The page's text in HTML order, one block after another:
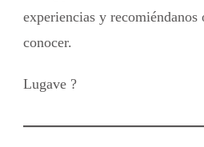
experiencias y recomiéndanos
conocer.
Lugave ?